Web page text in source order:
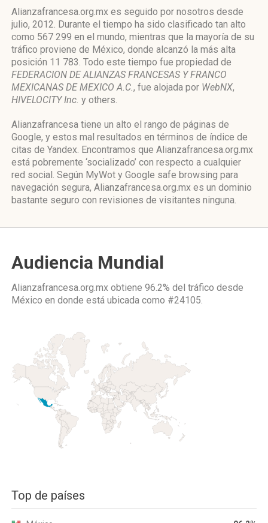
Alianzafrancesa.org.mx es seguido por nosotros desde
julio, 2012. Durante el tiempo ha sido clasificado tan alto
como 567 299 en el mundo, mientras que la mayoría de su
tráfico proviene de México, donde alcanzó la más alta
posición 11 783. Todo este tiempo fue propiedad de
FEDERACION DE ALIANZAS FRANCESAS Y FRANCO
MEXICANAS DE MEXICO A.C., fue alojada por WebNX,
HIVELOCITY Inc. y others.
Alianzafrancesa tiene un alto el rango de páginas de
Google, y estos mal resultados en términos de índice de
citas de Yandex. Encontramos que Alianzafrancesa.org.mx
está pobremente ‘socializado’ con respecto a cualquier
red social. Según MyWot y Google safe browsing para
navegación segura, Alianzafrancesa.org.mx es un dominio
bastante seguro con revisiones de visitantes ninguna.
Audiencia Mundial
Alianzafrancesa.org.mx obtiene 96.2% del tráfico desde
México en donde está ubicada como #24105.
Top de países